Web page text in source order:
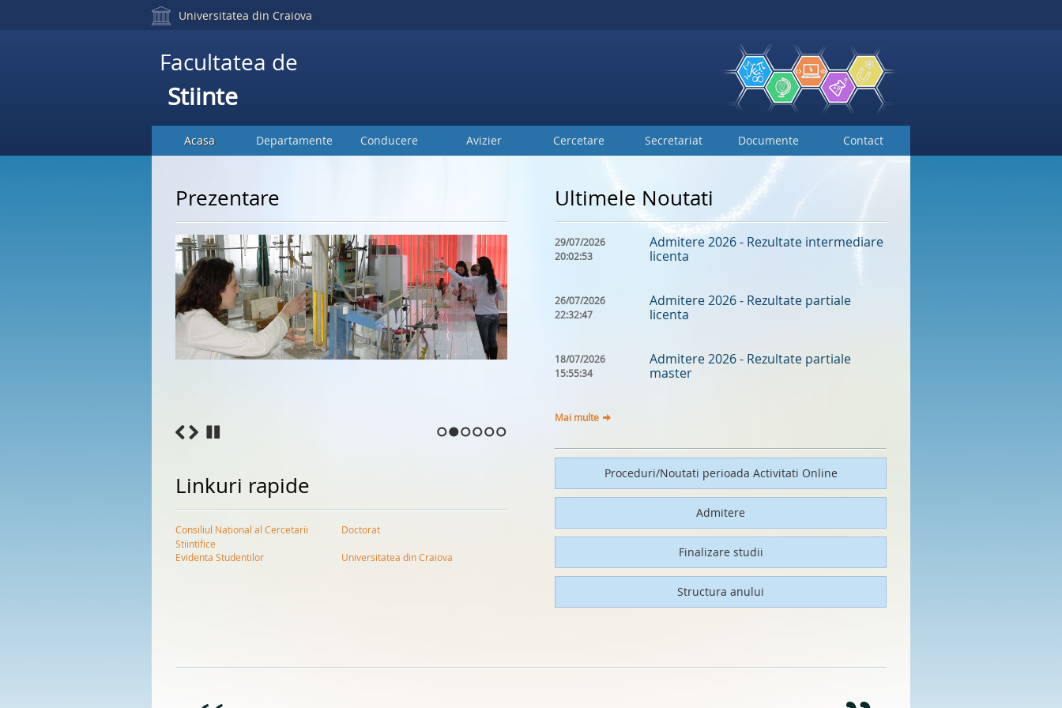
Universitatea din Craiova
Facultatea de
Stiinte
Acasa Departamente Conducere Avizier Cercetare Secretariat Documente Contact
Prezentare
Linkuri rapide
Consiliul National al Cercetarii
Stiintifice
Doctorat
Evidenta Studentilor Universitatea din Craiova
Ultimele Noutati
29/07/2026
20:02:53
Admitere 2026 - Rezultate intermediare
licenta
26/07/2026
22:32:47
Admitere 2026 - Rezultate partiale
licenta
18/07/2026
15:55:34
Admitere 2026 - Rezultate partiale
master
Mai multe
Proceduri/Noutati perioada Activitati Online
Admitere
Finalizare studii
Structura anului